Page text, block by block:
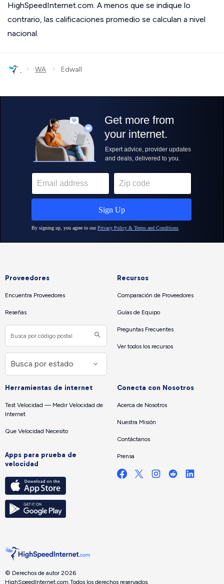
HighSpeedInternet.com. A menos que se indique lo
contrario, las calificaciones promedio se calculan a nivel
nacional.
› WA › Edwall
Proveedores
Encuentra Proveedores
Reseñas
Recursos
Comparación de Proveedores
Guías de Equipo
Preguntas Frecuentes
Ver todos los recursos
Herramientas de internet
Test Velocidad — Medir Velocidad de
Internet
Que Velocidad Necesito
Apps para prueba de
velocidad
Conecta con Nosotros
Acerca de Nosotros
Nuestra Misión
Contáctanos
Prensa
© Derechos de autor 2026
HighSpeedInternet.com. Todos los derechos reservados.